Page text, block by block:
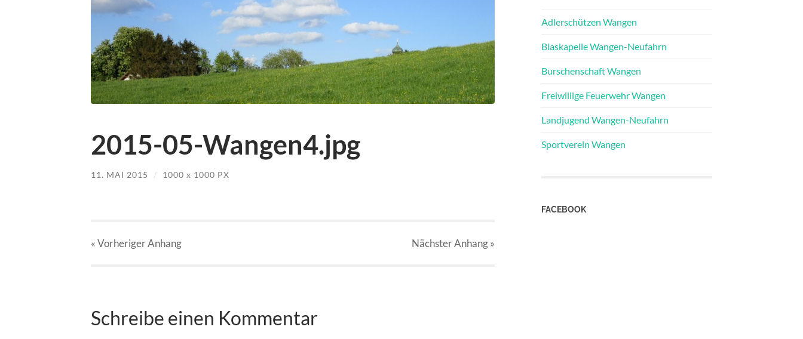
2015-05-Wangen4.jpg
11. MAI 2015 / 1000 x 1000 PX
« VorherigerAnhang NächsterAnhang»
Schreibe einen Kommentar
Adlerschützen Wangen
Blaskapelle Wangen-Neufahrn
Burschenschaft Wangen
Freiwillige Feuerwehr Wangen
Landjugend Wangen-Neufahrn
Sportverein Wangen
FACEBOOK